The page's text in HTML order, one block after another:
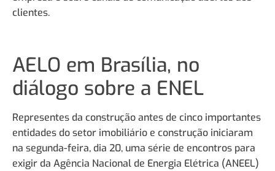
clientes.
AELO em Brasília, no
diálogo sobre a ENEL
Representes da construção antes de cinco importantes
entidades do setor imobiliário e construção iniciaram
na segunda-feira, dia 20, uma série de encontros para
exigir da Agência Nacional de Energia Elétrica (ANEEL)